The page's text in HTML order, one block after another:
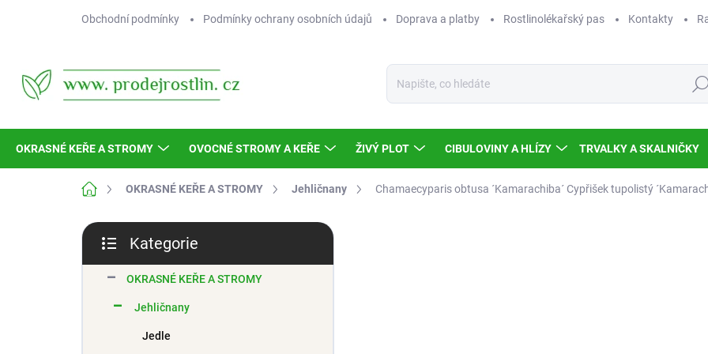
Obchodní podmínky Podmínky ochrany osobních údajů Doprava a platby Rostlinolékařský pas Kontakty
OKRASNÉ KEŘE A STROMY OVOCNÉ STROMY A KEŘE ŽIVÝ PLOT CIBULOVINY A HLÍZY TRVALKY A SKALNIČKY
Domů OKRASNÉ KEŘE A STROMY Jehličnany Chamaecyparis obtusa ´Kamarachiba´ Cypřišek tupolistý
P
s
kategorie
Kategorie
OKRASNÉ KEŘE A STROMY
Jehličnany
Jedle